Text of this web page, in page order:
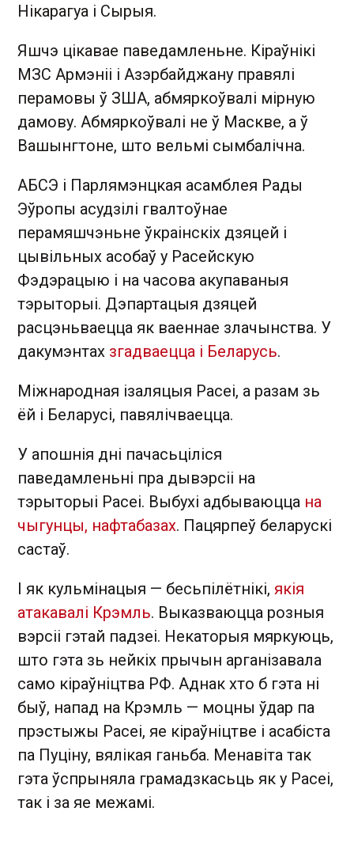
Нікарагуа і Сырыя.
Яшчэ цікавае паведамленьне. Кіраўнікі
МЗС Армэніі і Азэрбайджану правялі
перамовы ў ЗША, абмяркоўвалі мірную
дамову. Абмяркоўвалі не ў Маскве, а ў
Вашынгтоне, што вельмі сымбалічна.
АБСЭ і Парлямэнцкая асамблея Рады
Эўропы асудзілі гвалтоўнае
перамяшчэньне ўкраінскіх дзяцей і
цывільных асобаў у Расейскую
Фэдэрацыю і на часова акупаваныя
тэрыторыі. Дэпартацыя дзяцей
расцэньваецца як ваеннае злачынства. У
дакумэнтах згадваецца і Беларусь.
Міжнародная ізаляцыя Расеі, а разам зь
ёй і Беларусі, павялічваецца.
У апошнія дні пачасьціліся
паведамленьні пра дывэрсіі на
тэрыторыі Расеі. Выбухі адбываюцца на
чыгунцы, нафтабазах. Пацярпеў беларускі
састаў.
І як кульмінацыя — бесьпілётнікі, якія
атакавалі Крэмль. Выказваюцца розныя
вэрсіі гэтай падзеі. Некаторыя мяркуюць,
што гэта зь нейкіх прычын арганізавала
само кіраўніцтва РФ. Аднак хто б гэта ні
быў, напад на Крэмль — моцны ўдар па
прэстыжы Расеі, яе кіраўніцтве і асабіста
па Пуціну, вялікая ганьба. Менавіта так
гэта ўспрыняла грамадзкасьць як у Расеі,
так і за яе межамі.